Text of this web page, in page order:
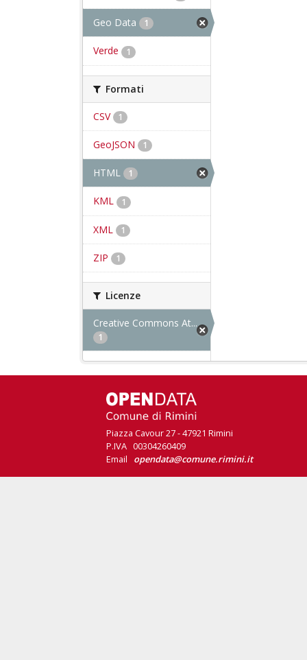
Geo Data 1
Verde 1
Formati
CSV 1
GeoJSON 1
HTML 1
KML 1
XML 1
ZIP 1
Licenze
Creative Commons At...
1
Piazza Cavour 27 - 47921 Rimini
P.IVA 00304260409
Email opendata@comune.rimini.it